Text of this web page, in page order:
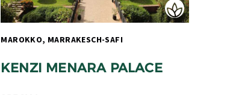
KENZI MENARA PALACE